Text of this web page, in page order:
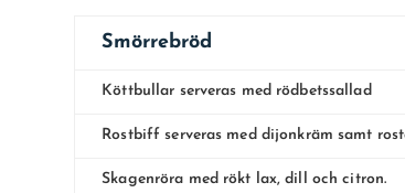
Smörrebröd
Köttbullar serveras med rödbetssallad
Rostbiff serveras med dijonkräm samt
Skagenröra med rökt lax, dill och citron.